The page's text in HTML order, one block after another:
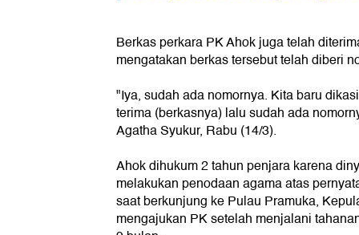
Berkas perkara PK Ahok juga telah
mengatakan berkas tersebut telah diberi
"Iya, sudah ada nomornya. Kita baru
terima (berkasnya) lalu sudah ada
Agatha Syukur, Rabu (14/3).
Ahok dihukum 2 tahun penjara karena
melakukan penodaan agama atas
saat berkunjung ke Pulau Pramuka,
mengajukan PK setelah menjalani